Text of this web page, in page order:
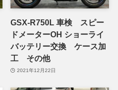
GSX-R750L 車検 スピー
ドメーターOH ショーライ
バッテリー交換 ケース加
工 その他
2021年12月22日